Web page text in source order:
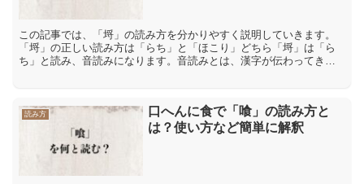
この記事では、「埒」の読み方を分かりやすく説明していきます。
「埒」の正しい読み方は「らち」と「ほこり」どちら「埒」は「ら
ち」と読み、音読みになります。音読みとは、漢字が伝わってきた
読み方
口へんに食で「喰」の読み方と
は？使い方など簡単に解釈